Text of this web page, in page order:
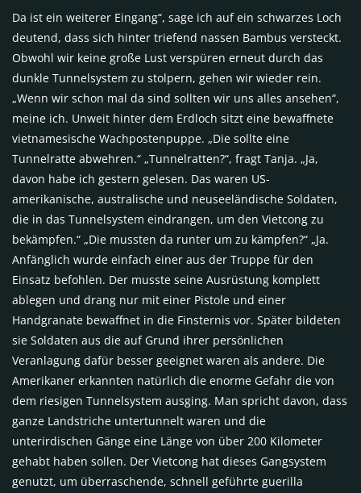
Da ist ein weiterer Eingang“, sage ich auf ein schwarzes Loch
deutend, dass sich hinter triefend nassen Bambus versteckt.
Obwohl wir keine große Lust verspüren erneut durch das
dunkle Tunnelsystem zu stolpern, gehen wir wieder rein.
„Wenn wir schon mal da sind sollten wir uns alles ansehen“,
meine ich. Unweit hinter dem Erdloch sitzt eine bewaffnete
vietnamesische Wachpostenpuppe. „Die sollte eine
Tunnelratte abwehren.“ „Tunnelratten?“, fragt Tanja. „Ja,
davon habe ich gestern gelesen. Das waren US-
amerikanische, australische und neuseeländische Soldaten,
die in das Tunnelsystem eindrangen, um den Vietcong zu
bekämpfen.“ „Die mussten da runter um zu kämpfen?“ „Ja.
Anfänglich wurde einfach einer aus der Truppe für den
Einsatz befohlen. Der musste seine Ausrüstung komplett
ablegen und drang nur mit einer Pistole und einer
Handgranate bewaffnet in die Finsternis vor. Später bildeten
sie Soldaten aus die auf Grund ihrer persönlichen
Veranlagung dafür besser geeignet waren als andere. Die
Amerikaner erkannten natürlich die enorme Gefahr die von
dem riesigen Tunnelsystem ausging. Man spricht davon, dass
ganze Landstriche untertunnelt waren und die
unterirdischen Gänge eine Länge von über 200 Kilometer
gehabt haben sollen. Der Vietcong hat dieses Gangsystem
genutzt, um überraschende, schnell geführte guerilla